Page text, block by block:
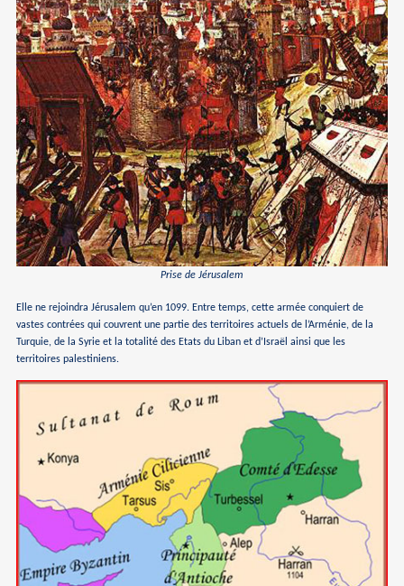
Prise de Jérusalem
Elle ne rejoindra Jérusalem qu’en 1099. Entre temps, cette armée conquiert de
vastes contrées qui couvrent une partie des territoires actuels de l’Arménie, de la
Turquie, de la Syrie et la totalité des Etats du Liban et d’Israël ainsi que les
territoires palestiniens.